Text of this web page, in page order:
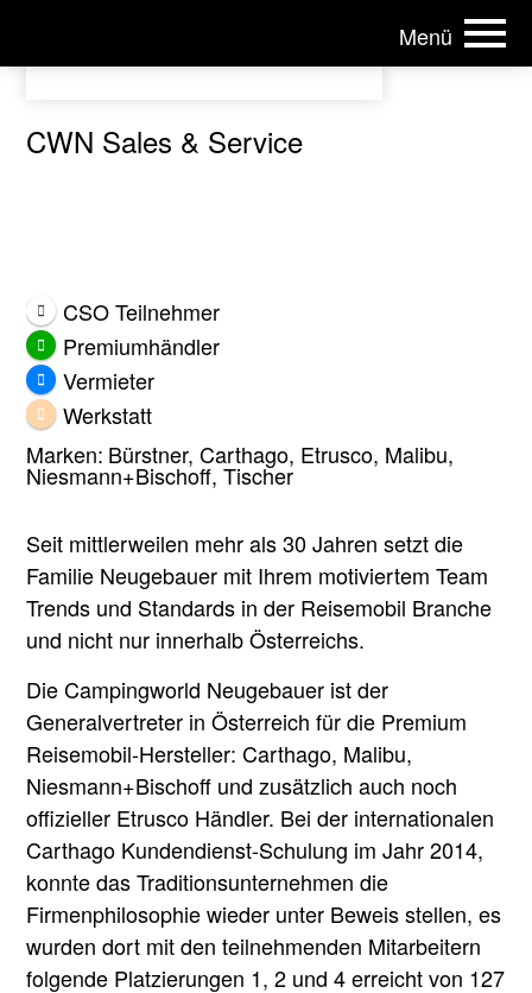
Menü
CWN Sales & Service
CSO Teilnehmer
Premiumhändler
Vermieter
Werkstatt
Marken: Bürstner, Carthago, Etrusco, Malibu,
Niesmann+Bischoff, Tischer
Seit mittlerweilen mehr als 30 Jahren setzt die
Familie Neugebauer mit Ihrem motiviertem Team
Trends und Standards in der Reisemobil Branche
und nicht nur innerhalb Österreichs.
Die Campingworld Neugebauer ist der
Generalvertreter in Österreich für die Premium
Reisemobil-Hersteller: Carthago, Malibu,
Niesmann+Bischoff und zusätzlich auch noch
offizieller Etrusco Händler. Bei der internationalen
Carthago Kundendienst-Schulung im Jahr 2014,
konnte das Traditionsunternehmen die
Firmenphilosophie wieder unter Beweis stellen, es
wurden dort mit den teilnehmenden Mitarbeitern
folgende Platzierungen 1, 2 und 4 erreicht von 127